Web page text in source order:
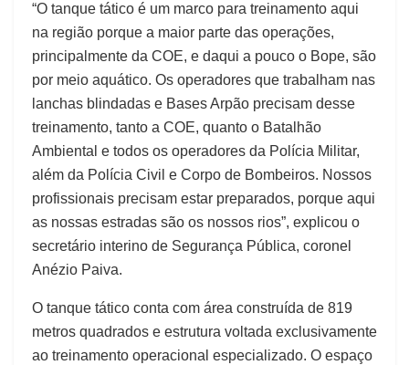
“O tanque tático é um marco para treinamento aqui
na região porque a maior parte das operações,
principalmente da COE, e daqui a pouco o Bope, são
por meio aquático. Os operadores que trabalham nas
lanchas blindadas e Bases Arpão precisam desse
treinamento, tanto a COE, quanto o Batalhão
Ambiental e todos os operadores da Polícia Militar,
além da Polícia Civil e Corpo de Bombeiros. Nossos
profissionais precisam estar preparados, porque aqui
as nossas estradas são os nossos rios”, explicou o
secretário interino de Segurança Pública, coronel
Anézio Paiva.
O tanque tático conta com área construída de 819
metros quadrados e estrutura voltada exclusivamente
ao treinamento operacional especializado. O espaço